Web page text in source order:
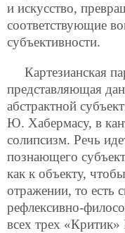
и искусство,
соответствующие
субъективности.
Картезианская
представляющая
абстрактной
Ю. Хабермасу, в
солипсизм. Речь
познающего
как к объекту,
отражении, то есть
рефлексивно-
всех трех